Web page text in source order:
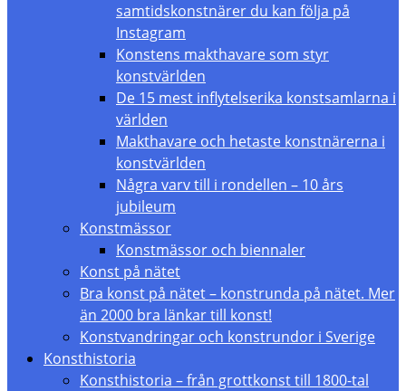
samtidskonstnärer du kan följa på
Instagram
Konstens makthavare som styr
konstvärlden
De 15 mest inflytelserika konstsamlarna i
världen
Makthavare och hetaste konstnärerna i
konstvärlden
Några varv till i rondellen – 10 års
jubileum
Konstmässor
Konstmässor och biennaler
Konst på nätet
Bra konst på nätet – konstrunda på nätet. Mer
än 2000 bra länkar till konst!
Konstvandringar och konstrundor i Sverige
Konsthistoria
Konsthistoria – från grottkonst till 1800-tal